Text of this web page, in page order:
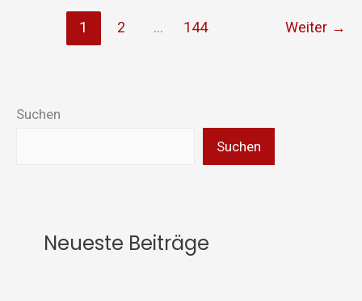
1 2 … 144 Weiter →
Suchen
Suchen
Neueste Beiträge